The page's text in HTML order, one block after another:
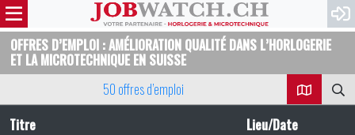
OFFRES D’EMPLOI : AMÉLIORATION QUALITÉ DANS L’HORLOGERIE
ET LA MICROTECHNIQUE EN SUISSE
50 offres d’emploi
Titre
Lieu/Date